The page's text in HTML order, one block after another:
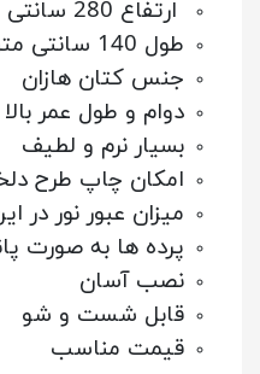
ارتفاع 280 سانتی متر
طول 140 سانتی متر
جنس کتان هازان
دوام و طول عمر بالا
بسیار نرم و لطیف
امکان چاپ طرح
میزان عبور نور در این جنس
پرده ها به صورت
نصب آسان
قابل شست و شو
قیمت مناسب